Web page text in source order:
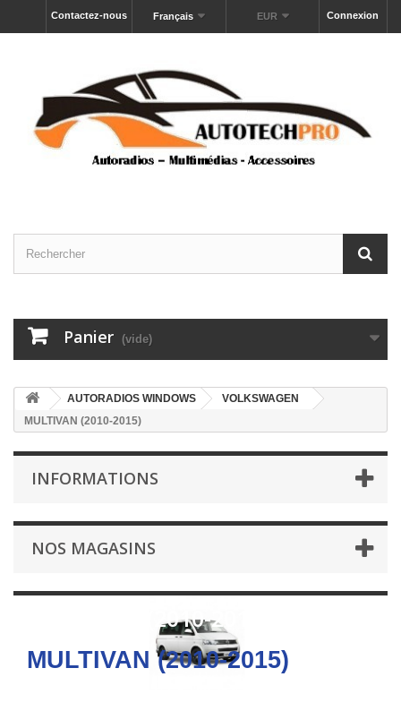
Connexion
EUR
Français
Contactez-nous
Panier (vide)
AUTORADIOS WINDOWS
VOLKSWAGEN
MULTIVAN (2010-2015)
INFORMATIONS
NOS MAGASINS
MULTIVAN (2010-2015)
MULTIVAN (2010-2015)